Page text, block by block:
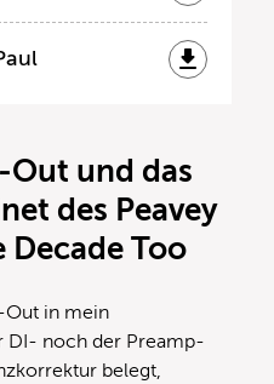
Out und das
des Peavey
Too
Out in mein
DI- noch der Preamp-
belegt,